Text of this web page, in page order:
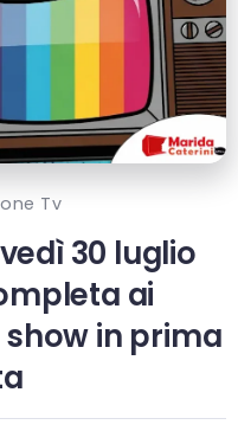
Tv
30 luglio
ai
in prima